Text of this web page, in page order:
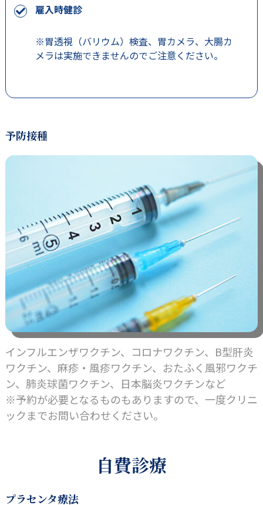
雇入時健診
※胃透視（バリウム）検査、胃カメラ、大腸カ
メラは実施できませんのでご注意ください。
予防接種
インフルエンザワクチン、コロナワクチン、B型肝炎
ワクチン、麻疹・風疹ワクチン、おたふく風邪ワクチ
ン、肺炎球菌ワクチン、日本脳炎ワクチンなど
※予約が必要となるものもありますので、一度クリニ
ックまでお問い合わせください。
自費診療
プラセンタ療法